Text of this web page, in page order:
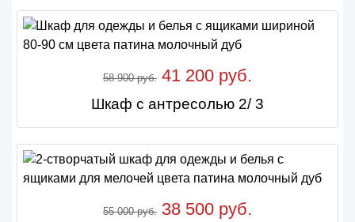
58 900 руб. 41 200 руб.
Шкаф с антресолью 2/ 3
55 000 руб. 38 500 руб.